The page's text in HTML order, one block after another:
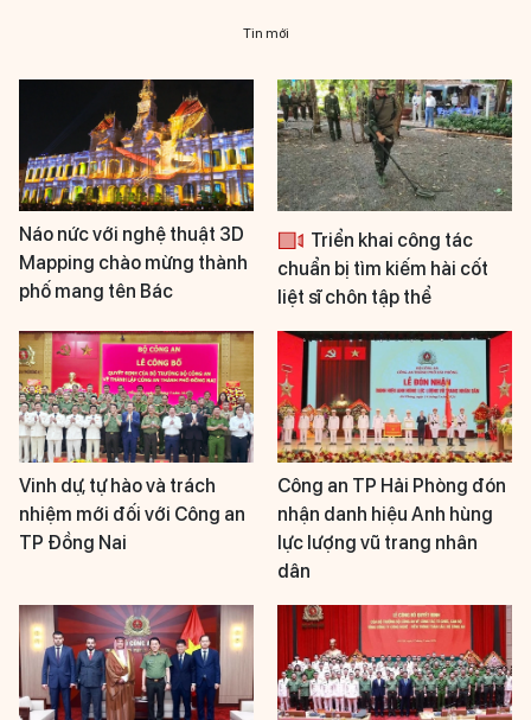
Tin mới
Náo nức với nghệ thuật 3D
Mapping chào mừng thành
phố mang tên Bác
Triển khai công tác
chuẩn bị tìm kiếm hài cốt
liệt sĩ chôn tập thể
Vinh dự, tự hào và trách
nhiệm mới đối với Công an
TP Đồng Nai
Công an TP Hải Phòng đón
nhận danh hiệu Anh hùng
lực lượng vũ trang nhân
dân